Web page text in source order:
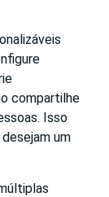
compartilhe
Isso
um